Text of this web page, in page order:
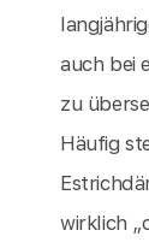
auch bei
zu
Häufig
wirklich